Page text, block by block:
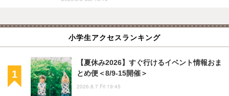
小学生アクセスランキング
【夏休み2026】すぐ行けるイベント情報おま
とめ便＜8/9-15開催＞
2026.8.7 Fri 19:45